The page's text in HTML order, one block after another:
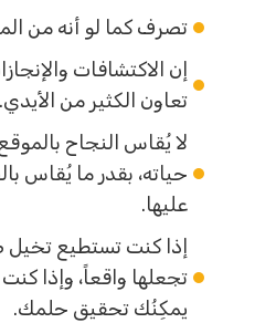
تصرف كما لو أنه من
إن الاكتشافات
تعاون الكثير من الأيدي.
لا يُقاس النجاح
حياته، بقدر ما يُقاس
عليها.
إذا كنت تستطيع تخيل
تجعلها واقعاً، وإذا
يمكِنُك تحقيق حلمك.